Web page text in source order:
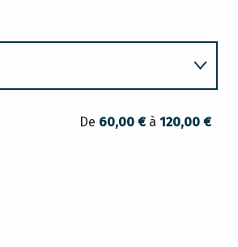
De 60,00 €à120,00 €